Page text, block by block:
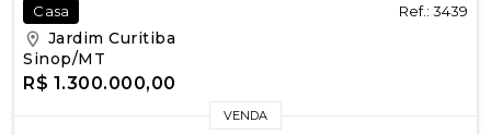
Casa Ref.: 3439
Jardim Curitiba
Sinop/MT
R$ 1.300.000,00
VENDA